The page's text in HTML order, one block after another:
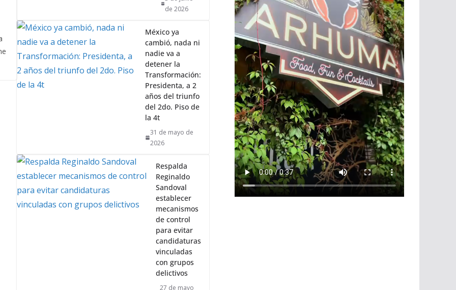
México ya
nadie va a
detener la
Transformación:
Presidenta, a 2
años del triunfo
del 2do. Piso de
la 4t
31 de mayo de
2026
Respalda
Sandoval
establecer
mecanismos
de control
para evitar
candidaturas
vinculadas
con grupos
delictivos
27 de mayo
de 2026